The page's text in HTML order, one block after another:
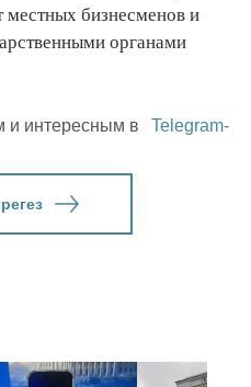
бизнесменов и
органами
интересным в
Telegram-